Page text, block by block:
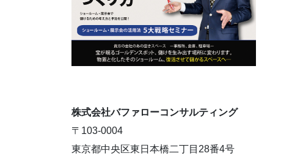
株式会社バファローコンサルティング
〒103-0004
東京都中央区東日本橋二丁目28番4号